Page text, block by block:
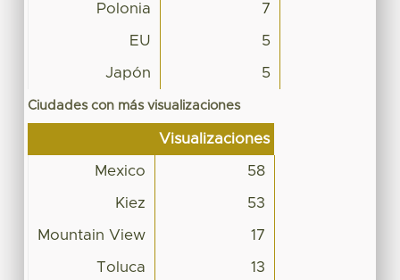
Polonia 7
EU 5
Japón 5
Ciudades con más visualizaciones
Visualizaciones
Mexico 58
Kiez 53
Mountain View 17
Toluca 13